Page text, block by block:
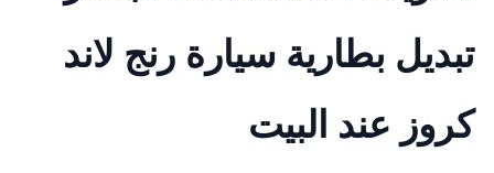
تبديل بطارية سيارة رنج لاند
كروز عند البيت